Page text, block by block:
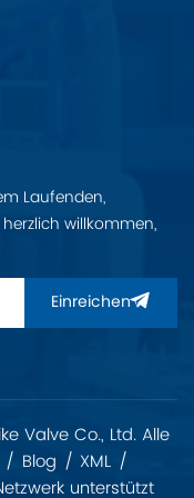
Laufenden,
willkommen,
Einreichen
Valve Co., Ltd. Alle
/ Blog / XML /
unterstützt